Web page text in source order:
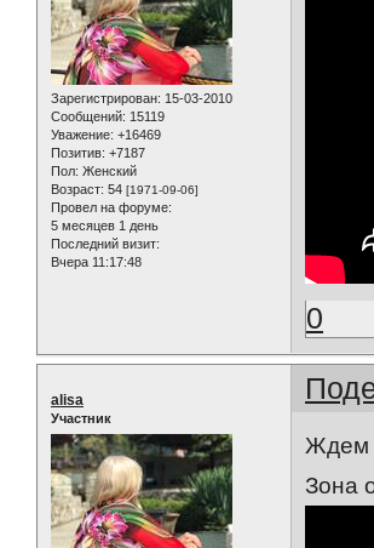
Зарегистрирован: 15-03-2010
Сообщений: 15119
Уважение: +16469
Позитив: +7187
Пол: Женский
Возраст: 54 [1971-09-06]
Провел на форуме:
5 месяцев 1 день
Последний визит:
Вчера 11:17:48
0
alisa
Участник
Ждем
Зона